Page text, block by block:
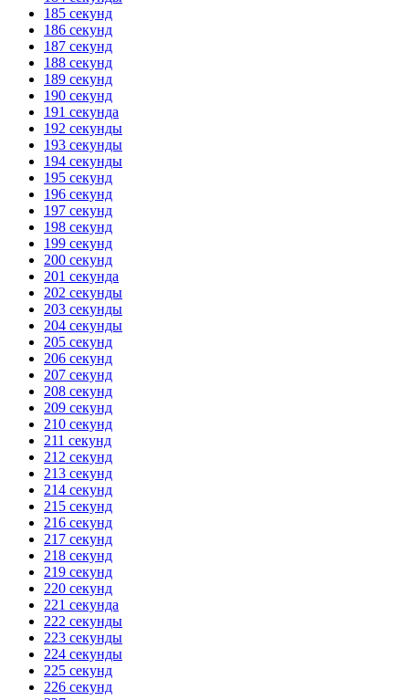
185 секунд
186 секунд
187 секунд
188 секунд
189 секунд
190 секунд
191 секунда
192 секунды
193 секунды
194 секунды
195 секунд
196 секунд
197 секунд
198 секунд
199 секунд
200 секунд
201 секунда
202 секунды
203 секунды
204 секунды
205 секунд
206 секунд
207 секунд
208 секунд
209 секунд
210 секунд
211 секунд
212 секунд
213 секунд
214 секунд
215 секунд
216 секунд
217 секунд
218 секунд
219 секунд
220 секунд
221 секунда
222 секунды
223 секунды
224 секунды
225 секунд
226 секунд